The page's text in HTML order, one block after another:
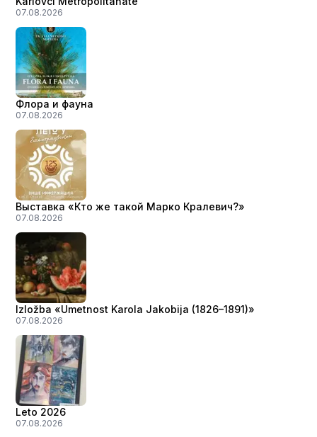
07.08.2026
Флора и фауна
07.08.2026
Выставка «Кто же такой Марко Кралевич?»
07.08.2026
Izložba «Umetnost Karola Jakobija (1826–1891)»
07.08.2026
Leto 2026
07.08.2026